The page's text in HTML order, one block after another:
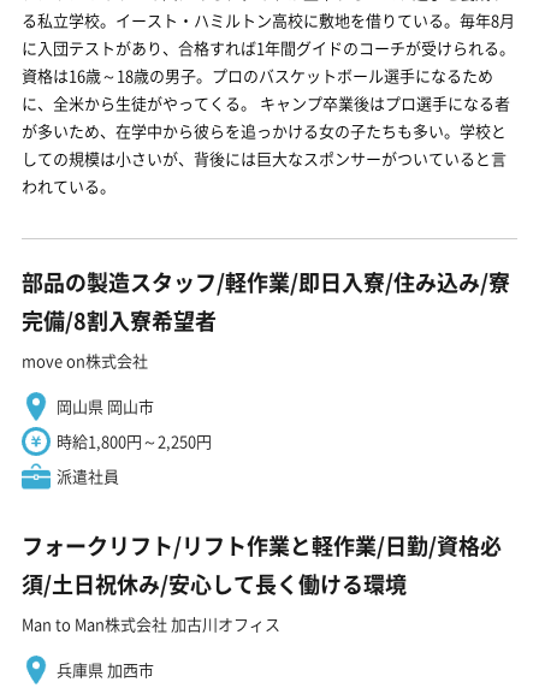
る私立学校。イースト・ハミルトン高校に敷地を借りている。毎年8月
に入団テストがあり、合格すれば1年間グイドのコーチが受けられる。
資格は16歳～18歳の男子。プロのバスケットボール選手になるため
に、全米から生徒がやってくる。 キャンプ卒業後はプロ選手になる者
が多いため、在学中から彼らを追っかける女の子たちも多い。学校と
しての規模は小さいが、背後には巨大なスポンサーがついていると言
われている。
部品の製造スタッフ/軽作業/即日入寮/住み込み/寮
完備/8割入寮希望者
move on株式会社
岡山県 岡山市
時給1,800円～2,250円
派遣社員
フォークリフト/リフト作業と軽作業/日勤/資格必
須/土日祝休み/安心して長く働ける環境
Man to Man株式会社 加古川オフィス
兵庫県 加西市